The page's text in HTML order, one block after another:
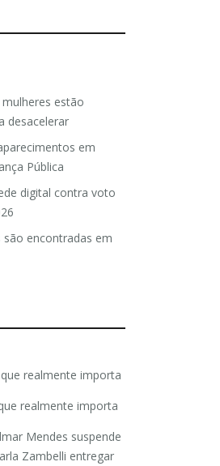
estão
desacelerar
em
Pública
digital contra voto
são encontradas em
realmente importa
realmente importa
Mendes suspende
Zambelli entregar